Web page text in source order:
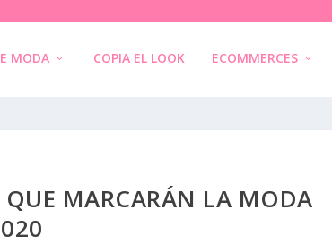
MODA COPIA EL LOOK ECOMMERCES
QUE MARCARÁN LA MODA